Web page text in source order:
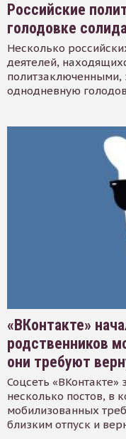
Российские
голодовке
Несколько
деятелей,
политзаключенными,
однодневную
«ВКонтакте»
родственников
они требуют
Соцсеть
несколько постов, в
мобилизованных
близким отпуск и